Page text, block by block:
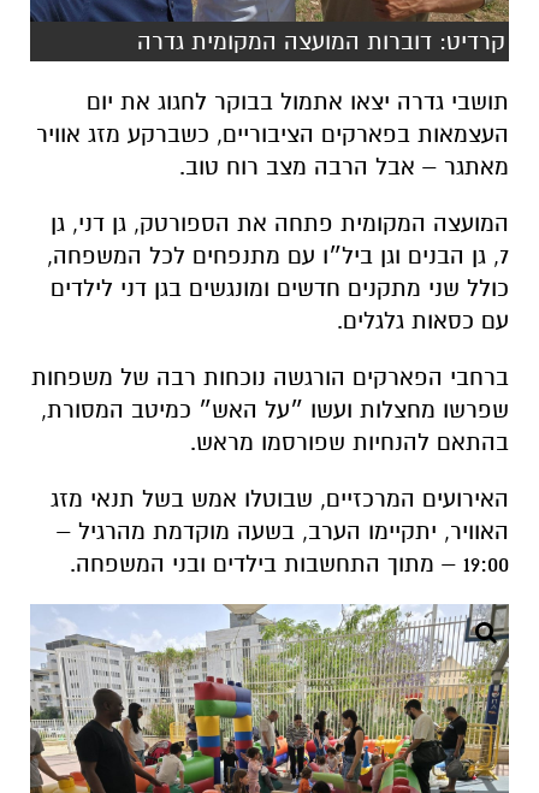
קרדיט: דוברות המועצה המקומית גדרה
תושבי גדרה יצאו אתמול בבוקר לחגוג את יום
העצמאות בפארקים הציבוריים, כשברקע מזג אוויר
מאתגר – אבל הרבה מצב רוח טוב.
המועצה המקומית פתחה את הספורטק, גן דני, גן
7, גן הבנים וגן ביל״ו עם מתנפחים לכל המשפחה,
כולל שני מתקנים חדשים ומונגשים בגן דני לילדים
עם כסאות גלגלים.
ברחבי הפארקים הורגשה נוכחות רבה של משפחות
שפרשו מחצלות ועשו ״על האש״ כמיטב המסורת,
בהתאם להנחיות שפורסמו מראש.
האירועים המרכזיים, שבוטלו אמש בשל תנאי מזג
האוויר, יתקיימו הערב, בשעה מוקדמת מהרגיל –
19:00 – מתוך התחשבות בילדים ובני המשפחה.